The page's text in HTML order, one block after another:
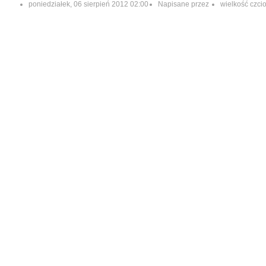
poniedziałek, 06 sierpień 2012 02:00 Napisane przez wielkość